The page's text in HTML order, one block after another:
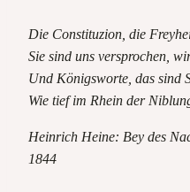
Die Constituzion, die
Sie sind uns versprochen,
Und Königsworte, das sind
Wie tief im Rhein der
Heinrich Heine: Bey des
1844